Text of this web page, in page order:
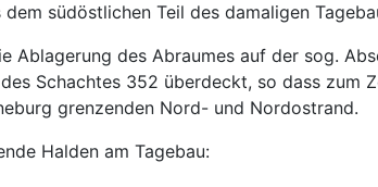
dem südöstlichen Teil des damaligen
Ablagerung des Abraumes auf der sog.
Schachtes 352 überdeckt, so dass zum
grenzenden Nord- und Nordostrand.
Halden am Tagebau: